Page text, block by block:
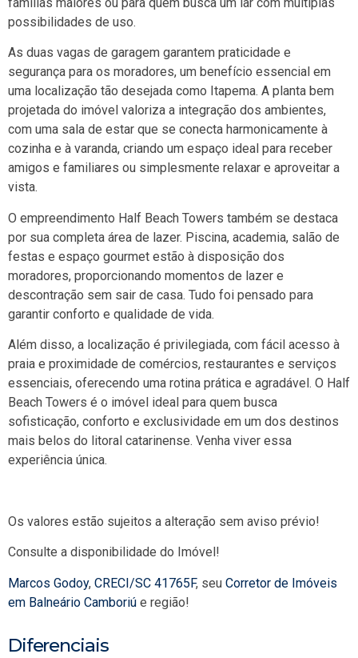
possibilidades de uso.
As duas vagas de garagem garantem praticidade e
segurança para os moradores, um benefício essencial em
uma localização tão desejada como Itapema. A planta bem
projetada do imóvel valoriza a integração dos ambientes,
com uma sala de estar que se conecta harmonicamente à
cozinha e à varanda, criando um espaço ideal para receber
amigos e familiares ou simplesmente relaxar e aproveitar a
vista.
O empreendimento Half Beach Towers também se destaca
por sua completa área de lazer. Piscina, academia, salão de
festas e espaço gourmet estão à disposição dos
moradores, proporcionando momentos de lazer e
descontração sem sair de casa. Tudo foi pensado para
garantir conforto e qualidade de vida.
Além disso, a localização é privilegiada, com fácil acesso à
praia e proximidade de comércios, restaurantes e serviços
essenciais, oferecendo uma rotina prática e agradável. O Half
Beach Towers é o imóvel ideal para quem busca
sofisticação, conforto e exclusividade em um dos destinos
mais belos do litoral catarinense. Venha viver essa
experiência única.
Os valores estão sujeitos a alteração sem aviso prévio!
Consulte a disponibilidade do Imóvel!
Marcos Godoy, CRECI/SC 41765F, seu Corretor de Imóveis
em Balneário Camboriú e região!
Diferenciais